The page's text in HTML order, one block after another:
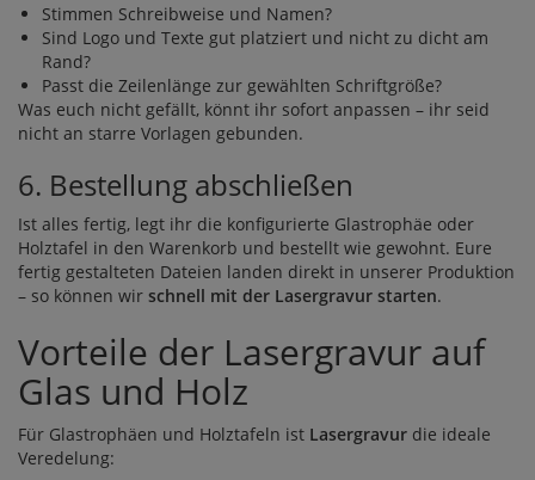
Stimmen Schreibweise und Namen?
Sind Logo und Texte gut platziert und nicht zu dicht am
Rand?
Passt die Zeilenlänge zur gewählten Schriftgröße?
Was euch nicht gefällt, könnt ihr sofort anpassen – ihr seid
nicht an starre Vorlagen gebunden.
6. Bestellung abschließen
Ist alles fertig, legt ihr die konfigurierte Glastrophäe oder
Holztafel in den Warenkorb und bestellt wie gewohnt. Eure
fertig gestalteten Dateien landen direkt in unserer Produktion
– so können wir schnell mit der Lasergravur starten.
Vorteile der Lasergravur auf
Glas und Holz
Für Glastrophäen und Holztafeln ist Lasergravur die ideale
Veredelung: